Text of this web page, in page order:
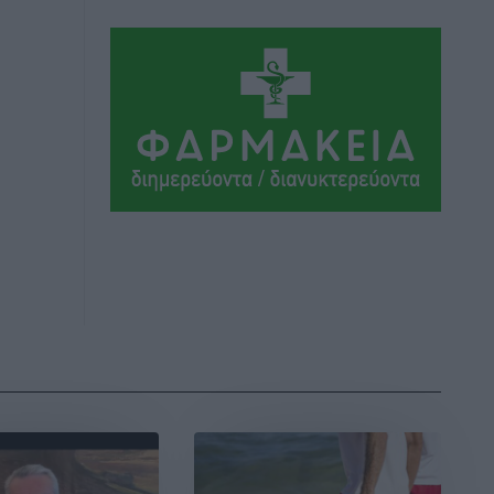
Β. Καρνάβας: Το ΠΑΣΟΚ οργανώνεται
από τώρα για την εκλογική μάχη –
Επανεκκινούν οι τοπικές επιτροπές στα
Δωδεκάνησα
σενάρια